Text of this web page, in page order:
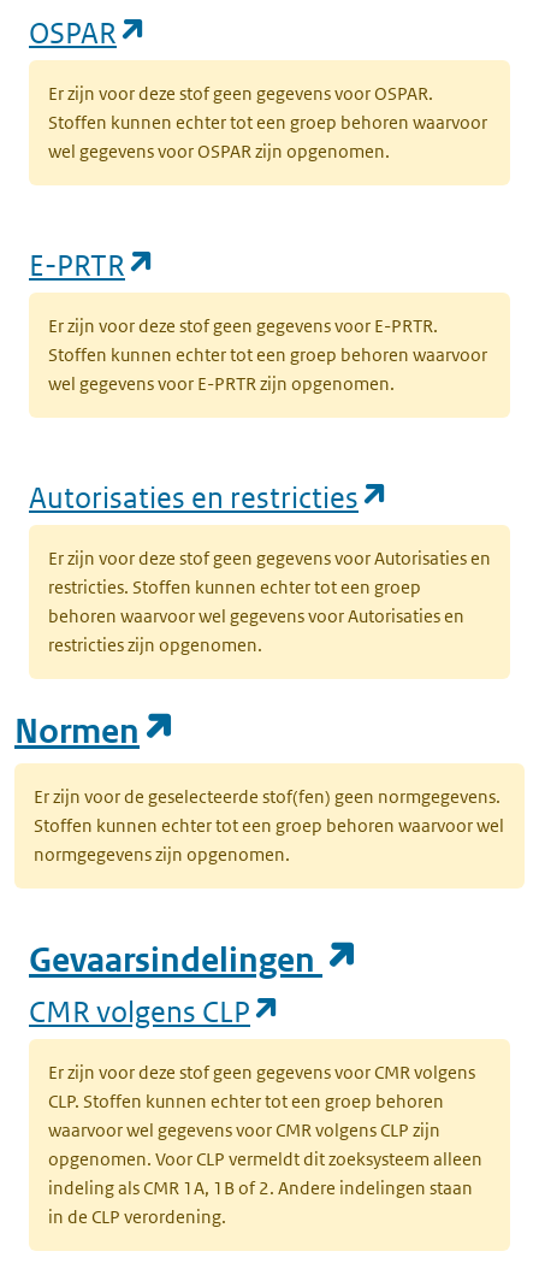
OSPAR
Er zijn voor deze stof geen gegevens voor OSPAR.
Stoffen kunnen echter tot een groep behoren waarvoor
wel gegevens voor OSPAR zijn opgenomen.
E-PRTR
Er zijn voor deze stof geen gegevens voor E-PRTR.
Stoffen kunnen echter tot een groep behoren waarvoor
wel gegevens voor E-PRTR zijn opgenomen.
Autorisaties en restricties
Er zijn voor deze stof geen gegevens voor Autorisaties en
restricties. Stoffen kunnen echter tot een groep
behoren waarvoor wel gegevens voor Autorisaties en
restricties zijn opgenomen.
Normen
Er zijn voor de geselecteerde stof(fen) geen normgegevens.
Stoffen kunnen echter tot een groep behoren waarvoor wel
normgegevens zijn opgenomen.
Gevaarsindelingen
CMR volgens CLP
Er zijn voor deze stof geen gegevens voor CMR volgens
CLP. Stoffen kunnen echter tot een groep behoren
waarvoor wel gegevens voor CMR volgens CLP zijn
opgenomen. Voor CLP vermeldt dit zoeksysteem alleen
indeling als CMR 1A, 1B of 2. Andere indelingen staan
in de CLP verordening.